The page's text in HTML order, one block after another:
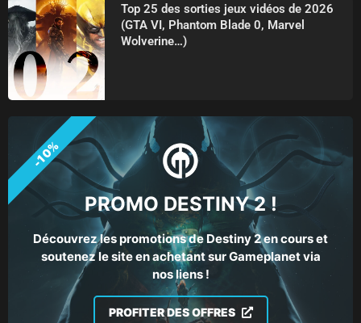
Top 25 des sorties jeux vidéos de 2026
(GTA VI, Phantom Blade 0, Marvel
Wolverine…)
PROMO DESTINY 2 !
Découvrez les promotions de Destiny 2 en cours et
soutenez le site en achetant sur Gameplanet via
nos liens !
PROFITER DES OFFRES
-10%